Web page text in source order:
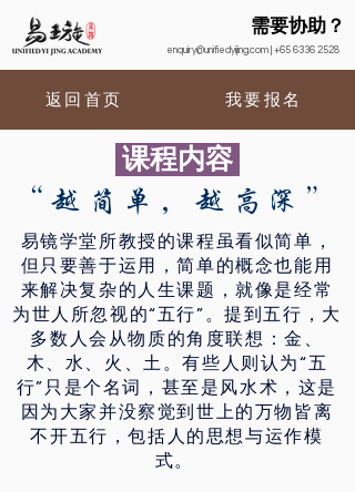
需要协助？
enquiry@unifiedyijing.com +65 6336 2528
返回首页 我要报名
课程内容
“越简单，越高深”
易镜学堂所教授的课程虽看似简单，
但只要善于运用，简单的概念也能用
来解决复杂的人生课题，就像是经常
为世人所忽视的“五行”。提到五行，大
多数人会从物质的角度联想：金、
木、水、火、土。有些人则认为“五
行”只是个名词，甚至是风水术，这是
因为大家并没察觉到世上的万物皆离
不开五行，包括人的思想与运作模
式。